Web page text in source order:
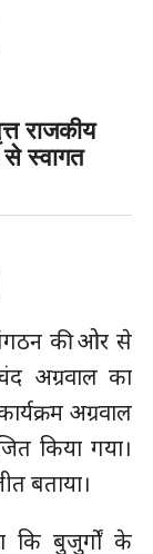
राजकीय
स्वागत
की ओर से
अग्रवाल का
अग्रवाल
किया गया।
बताया।
कि बुजुर्गों के